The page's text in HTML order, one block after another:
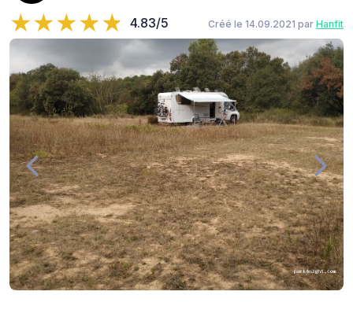
4.83/5 Créé le 14.09.2021 par Hanfit